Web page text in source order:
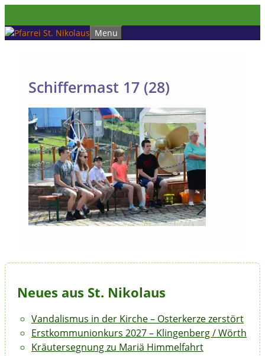
Inhalt
springen
Menu
Schiffermast 17 (28)
Neues aus St. Nikolaus
Vandalismus in der Kirche – Osterkerze zerstört
Erstkommunionkurs 2027 – Klingenberg / Wörth
Kräutersegnung zu Mariä Himmelfahrt